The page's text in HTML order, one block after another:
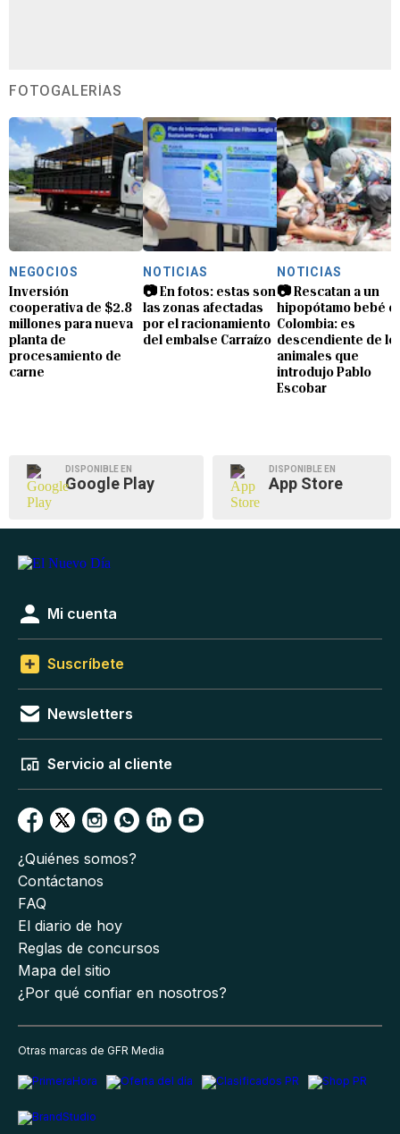
FOTOGALERÍAS
NEGOCIOS
Inversión
cooperativa de $2.8
millones para nueva
planta de
procesamiento de
carne
NOTICIAS
📷 En fotos: estas son
las zonas afectadas
por el racionamiento
del embalse Carraízo
NOTICIAS
📷 Rescatan a un
hipopótamo bebé
Colombia: es
descendiente de
animales que
introdujo Pablo
Escobar
DISPONIBLE EN
Google Play
DISPONIBLE EN
App Store
Mi cuenta
Suscríbete
Newsletters
Servicio al cliente
¿Quiénes somos?
Contáctanos
FAQ
El diario de hoy
Reglas de concursos
Mapa del sitio
¿Por qué confiar en nosotros?
Otras marcas de GFR Media